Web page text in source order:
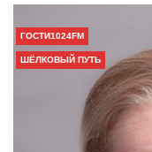
ГОСТИ1024FM
ШЁЛКОВЫЙ ПУТЬ